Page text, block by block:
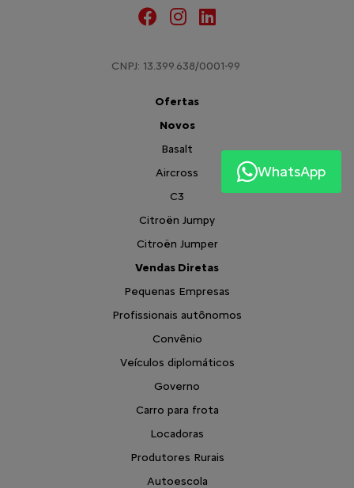
CNPJ: 13.399.638/0001-99
Ofertas
Novos
Basalt
Aircross
C3
Citroën Jumpy
Citroën Jumper
Vendas Diretas
Pequenas Empresas
Profissionais autônomos
Convênio
Veículos diplomáticos
Governo
Carro para frota
Locadoras
Produtores Rurais
Autoescola
WhatsApp